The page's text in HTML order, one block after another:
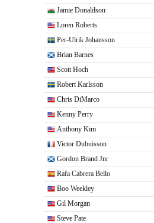
Jamie Donaldson
Loren Roberts
Per-Ulrik Johansson
Brian Barnes
Scott Hoch
Robert Karlsson
Chris DiMarco
Kenny Perry
Anthony Kim
Victor Dubuisson
Gordon Brand Jnr
Rafa Cabrera Bello
Boo Weekley
Gil Morgan
Steve Pate